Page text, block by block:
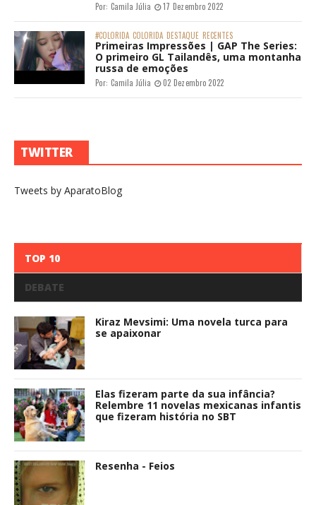
Por: Camila Júlia 17 Dezembro 2022
#COLORIDA COLORIDA DESTAQUE RECENTES
Primeiras Impressões | GAP The Series:
O primeiro GL Tailandês, uma montanha
russa de emoções
Por: Camila Júlia 02 Dezembro 2022
TWITTER
Tweets by AparatoBlog
TOP 10
DEBATE
Kiraz Mevsimi: Uma novela turca para
se apaixonar
Elas fizeram parte da sua infância?
Relembre 11 novelas mexicanas infantis
que fizeram história no SBT
Resenha - Feios